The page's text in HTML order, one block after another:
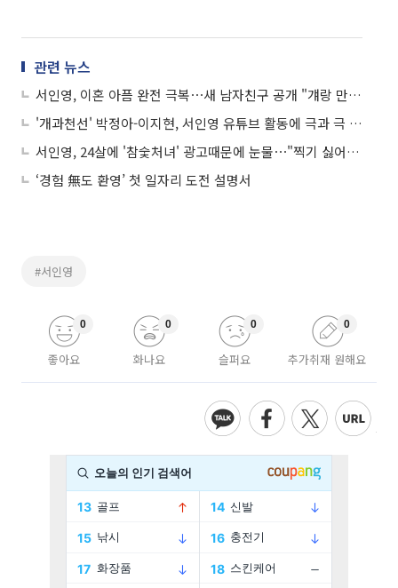
관련 뉴스
서인영, 이혼 아픔 완전 극복⋯새 남자친구 공개 "걔랑 만난다"
'개과천선' 박정아-이지현, 서인영 유튜브 활동에 극과 극 반응⋯"가슴 아팠다"
서인영, 24살에 '참숯처녀' 광고때문에 눈물⋯"찍기 싫어서 울었다"
‘경험 無도 환영’ 첫 일자리 도전 설명서
#서인영
좋아요
0
화나요
0
슬퍼요
0
추가취재 원해요
0